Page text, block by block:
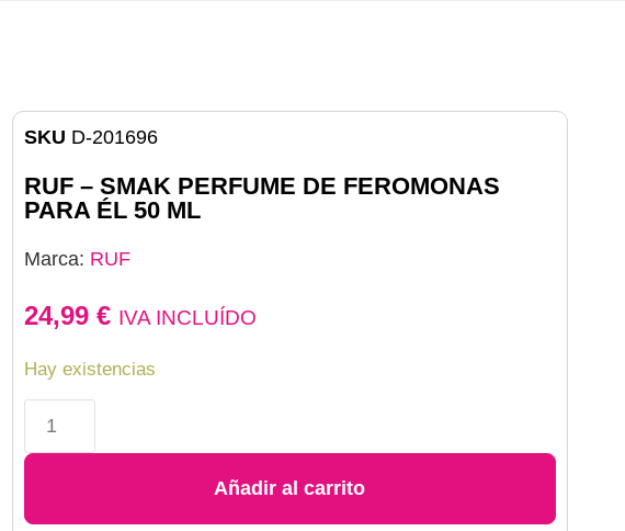
SKU D-201696
RUF – SMAK PERFUME DE FEROMONAS
PARA ÉL 50 ML
Marca: RUF
24,99 € IVA INCLUÍDO
Hay existencias
Añadir al carrito